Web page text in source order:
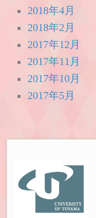
2018年4月
2018年2月
2017年12月
2017年11月
2017年10月
2017年5月